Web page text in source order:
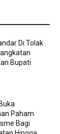
Di Tolak
Bupati
Paham
Bagi